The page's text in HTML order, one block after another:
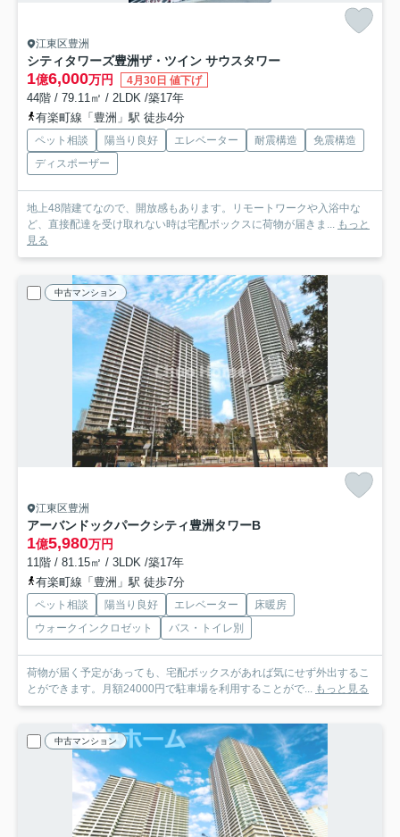
江東区豊洲
シティタワーズ豊洲ザ・ツイン サウスタワー
1億6,000万円 4月30日 値下げ
44階 / 79.11㎡ / 2LDK /築17年
有楽町線「豊洲」駅 徒歩4分
ペット相談 陽当り良好 エレベーター 耐震構造
免震構造
ディスポーザー
地上48階建てなので、開放感もあります。リモートワークや入浴中な
ど、直接配達を受け取れない時は宅配ボックスに荷物が届きま... もっと
見る
中古マンション
江東区豊洲
アーバンドックパークシティ豊洲タワーB
1億5,980万円
11階 / 81.15㎡ / 3LDK /築17年
有楽町線「豊洲」駅 徒歩7分
ペット相談 陽当り良好 エレベーター
床暖房
ウォークインクロゼット
バス・トイレ別
荷物が届く予定があっても、宅配ボックスがあれば気にせず外出するこ
とができます。月額24000円で駐車場を利用することがで... もっと見る
中古マンション